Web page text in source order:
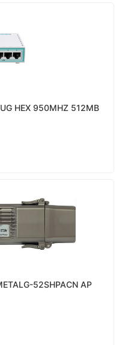
HEX 950MHZ 512MB
52SHPACN AP